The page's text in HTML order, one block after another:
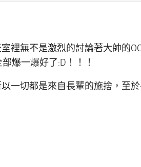
裡無不是激烈的討論著大帥的
爆一爆好了:D！！！
一切都是來自長輩的施捨，至